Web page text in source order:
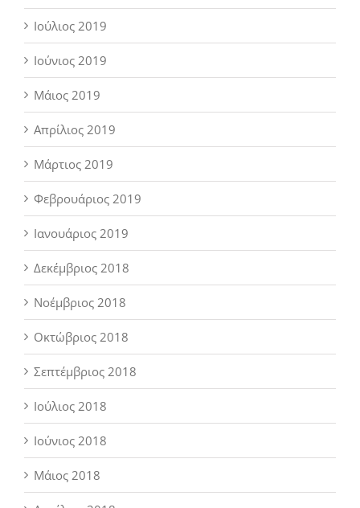
Ιούλιος 2019
Ιούνιος 2019
Μάιος 2019
Απρίλιος 2019
Μάρτιος 2019
Φεβρουάριος 2019
Ιανουάριος 2019
Δεκέμβριος 2018
Νοέμβριος 2018
Οκτώβριος 2018
Σεπτέμβριος 2018
Ιούλιος 2018
Ιούνιος 2018
Μάιος 2018